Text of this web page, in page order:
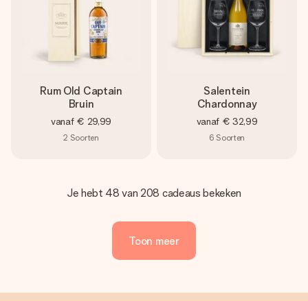
Rum Old Captain
Bruin
vanaf € 29,99
2 Soorten
Salentein
Chardonnay
vanaf € 32,99
6 Soorten
Je hebt 48 van 208 cadeaus bekeken
Toon meer